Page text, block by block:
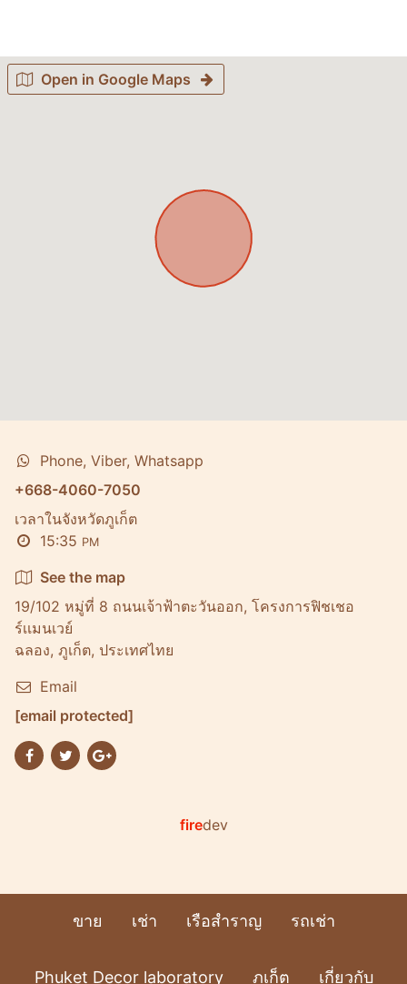
Open in Google Maps
Phone, Viber, Whatsapp
+668-4060-7050
เวลาในจังหวัดภูเก็ต
15:35 PM
See the map
19/102 หมู่ที่ 8 ถนนเจ้าฟ้าตะวันออก, โครงการฟิชเชอ
ร์เเมนเวย์
ฉลอง, ภูเก็ต, ประเทศไทย
Email
[email protected]
firedev
ขาย เช่า เรือสำราญ รถเช่า
Phuket Decor laboratory ภูเก็ต เกี่ยวกับ